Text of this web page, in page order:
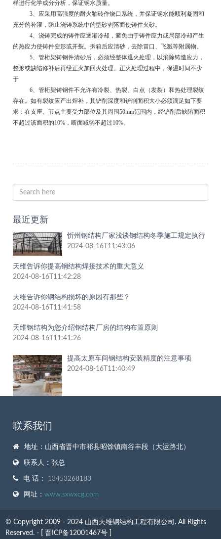
样进行化学成分分析，保证钢水质量。
3、应采用高强度的耐火釉砖作烧口系统，并保证钢水能顺利凝固和
充分的补灌，防止浇铸系统中的型砂剥落而使铸件夹砂。
4、浇铸完成的铸件应逐渐冷却，避免由于铸件应力或局部冷却产生
的热应力使铸件变形或开裂。拆箱后应清砂，去除冒口、飞溅等附属物。
5、管桁架铸钢件清砂后，必须经整体退火处理，以消除铸造应力，
整形或缺陷修补后再经正火加回火处理。正火处理过程中，保温时间不少
于
6、管桁架铸钢件不允许有冷裂、热裂、白点（发裂）和热处理裂纹
存在。如有裂纹应产出焊补，其铲削深度和铲削面积大小必须满足如下要
求：在支座、节点主要受力部位及其周围50mm范围内，经铲削后缺陷面积
不超过该面积的10%，断面减弱不超过10%。
最近更新
忻州钢结构厂家浅谈钢结构冬季施工规定执行
2024-08-16T11:43:06
天维告诉你提高钢结构焊接技术的重大意义
2024-08-16T11:42:28
天维告诉你钢结构损坏的原因有那些？
2024-08-16T11:41:58
天维钢结构为您介绍钢结构厂房的结构布置原则
2024-08-16T11:41:26
提高太原车间钢结构安装精度的注意事项
2024-08-16T11:40:49
联系我们
地址：山西省晋中市祁县昭馀镇南谷丰段（大运路北）
联系人：张总
电 话： 13453268183
网址：www.sxwxcg.com
© Copyright 2009 - 2024 山西天维钢结构工程有限公司. All Rights
Reserved. - [晋ICP备12001467号 ]